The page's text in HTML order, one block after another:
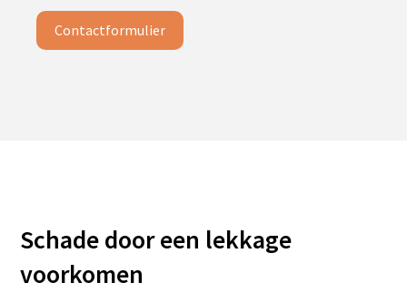
Contactformulier
Schade door een lekkage
voorkomen